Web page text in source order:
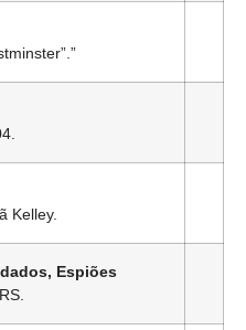
Kelley.
Espiões